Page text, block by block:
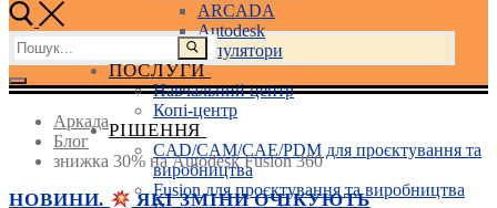
ARCADA
Autodesk
3D маніпулятори
ПОСЛУГИ
Навчальний центр
Копі-центр
РІШЕННЯ
CAD/CAM/CAE/PDM для проєктування та
виробництва
Fusion для проєктування та виробництва
Пошук:
Аркада
Блог
знижка 30% на Autodesk Fusion 360
НОВИНИ.
ЯКІ ЗМІНИ ОЧІКУЮТЬ